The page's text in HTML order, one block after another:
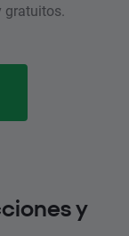
gratuitos.
y